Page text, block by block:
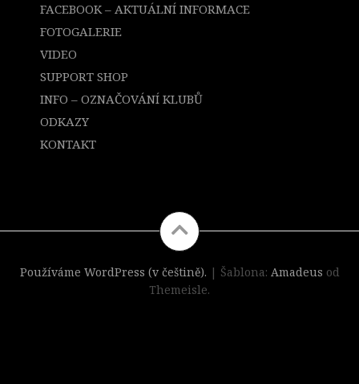
FACEBOOK – AKTUÁLNÍ INFORMACE
FOTOGALERIE
VIDEO
SUPPORT SHOP
INFO – OZNAČOVÁNÍ KLUBŮ
ODKAZY
KONTAKT
Používáme WordPress (v češtině). | Šablona: Amadeus od
Themeisle.